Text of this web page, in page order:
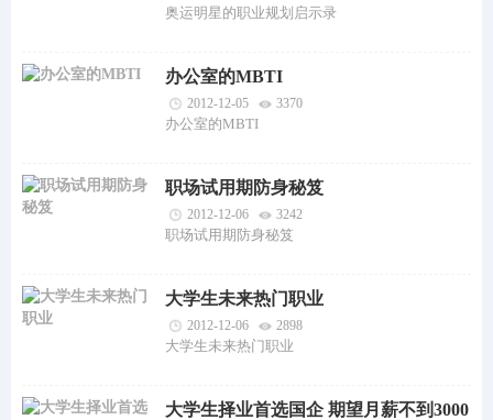
奥运明星的职业规划启示录
办公室的MBTI
2012-12-05 3370
办公室的MBTI
职场试用期防身秘笈
2012-12-06 3242
职场试用期防身秘笈
大学生未来热门职业
2012-12-06 2898
大学生未来热门职业
大学生择业首选国企 期望月薪不到3000